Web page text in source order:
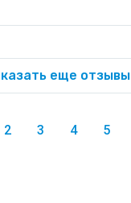
еще отзывы
2 3 4 5